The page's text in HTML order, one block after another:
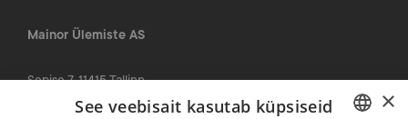
Mainor Ülemiste AS
Sepise 7, 11415 Tallinn
Tominga maja
×
See veebisait kasutab küpsiseid